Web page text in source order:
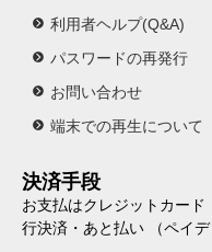
利用者ヘルプ(Q&A)
パスワードの再発行
お問い合わせ
端末での再生について
決済手段
お支払はクレジットカー
行決済・あと払い （ペイデ